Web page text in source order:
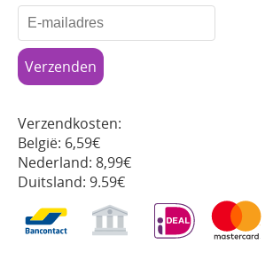
Verzendkosten:
België: 6,59€
Nederland: 8,99€
Duitsland: 9.59€